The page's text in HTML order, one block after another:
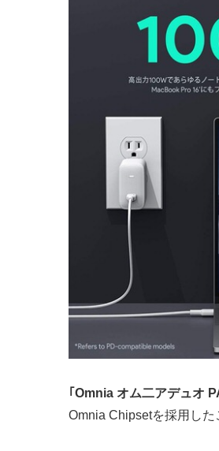
｢Omnia オム二アデュオ
Omnia Chipsetを採用した